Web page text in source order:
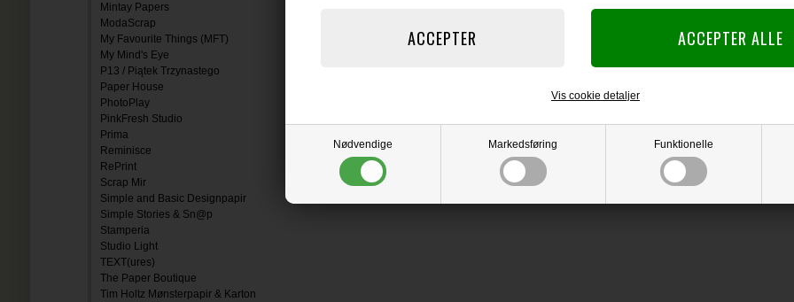
Nødvendige Markedsføring Funktionelle
Vis cookie detaljer
Mintay Papers
ModaScrap
My Favourite Things (MFT)
My Mind's Eye
P13 / Piątek Trzynastego
Paper House
PhotoPlay
PinkFresh Studio
Prima
Reminisce
RePrint
Scrap Mir
Simple and Basic Designpapir
Simple Stories & Sn@p
Stamperia
Studio Light
TEXT(ures)
The Paper Boutique
Tim Holtz Mønsterpapir & Karton